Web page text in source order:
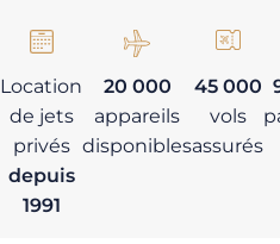
Location
de jets
privés
depuis
1991
20 000
appareils
disponibles
45 000
vols
assurés